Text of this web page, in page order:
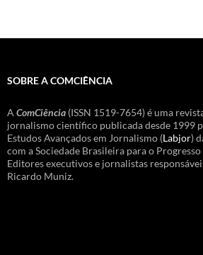
SOBRE A COMCIÊNCIA
A ComCiência (ISSN 1519-7654) é uma
jornalismo científico publicada desde 1999
Estudos Avançados em Jornalismo (Labjor)
com a Sociedade Brasileira para o
Editores executivos e jornalistas
Ricardo Muniz.